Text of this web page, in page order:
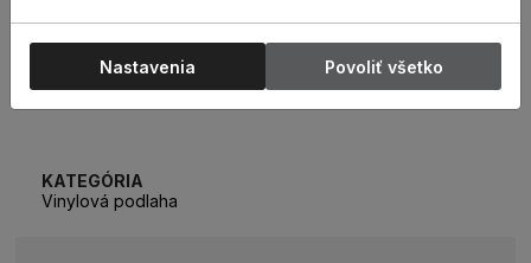
PARAMETRE
KATEGÓRIA
Vinylová podlaha
Nastavenia Povoliť všetko